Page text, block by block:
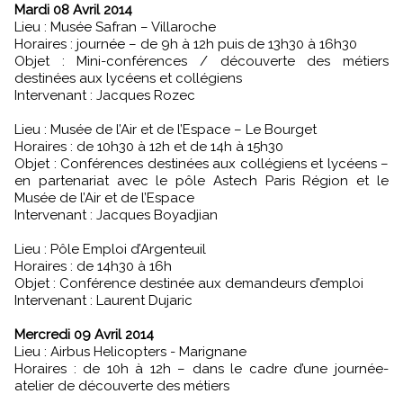
Mardi 08 Avril 2014
Lieu : Musée Safran – Villaroche
Horaires : journée – de 9h à 12h puis de 13h30 à 16h30
Objet : Mini-conférences / découverte des métiers
destinées aux lycéens et collégiens
Intervenant : Jacques Rozec
Lieu : Musée de l’Air et de l’Espace – Le Bourget
Horaires : de 10h30 à 12h et de 14h à 15h30
Objet : Conférences destinées aux collégiens et lycéens –
en partenariat avec le pôle Astech Paris Région et le
Musée de l’Air et de l’Espace
Intervenant : Jacques Boyadjian
Lieu : Pôle Emploi d’Argenteuil
Horaires : de 14h30 à 16h
Objet : Conférence destinée aux demandeurs d’emploi
Intervenant : Laurent Dujaric
Mercredi 09 Avril 2014
Lieu : Airbus Helicopters - Marignane
Horaires : de 10h à 12h – dans le cadre d’une journée-
atelier de découverte des métiers